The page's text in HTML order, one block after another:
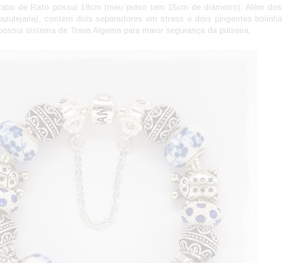
de Rato possui 18cm (meu pulso tem 15cm de diâmetro). Além dos
contém dois separadores em strass e dois pingentes bolinha
sistema de Trava Algema para maior segurança da pulseira.